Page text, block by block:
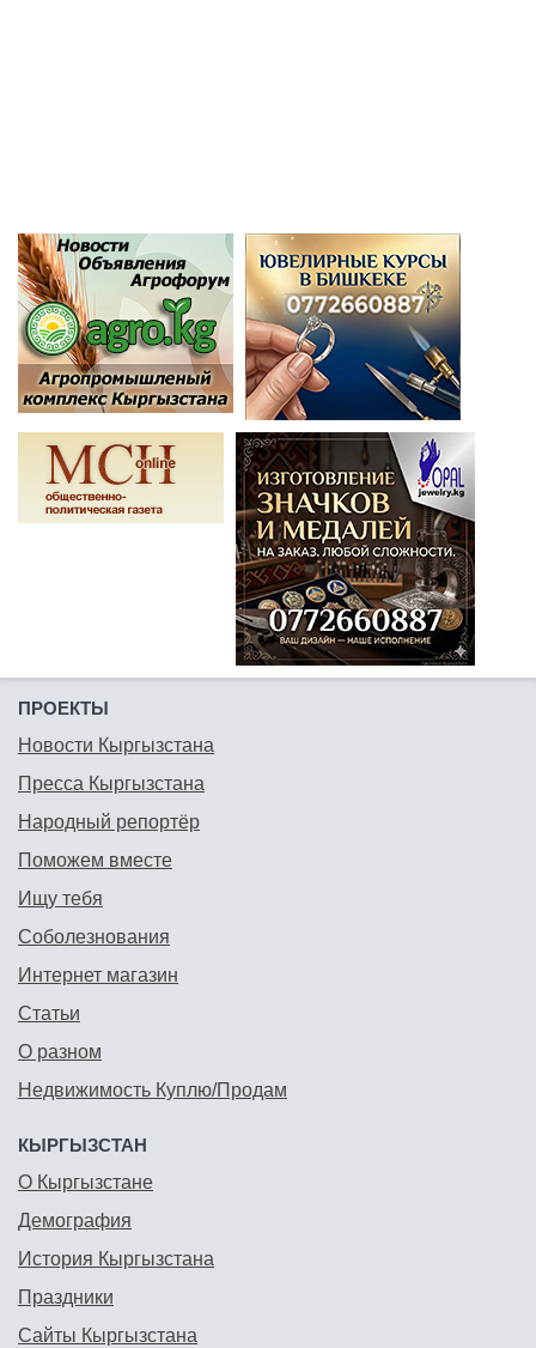
ПРОЕКТЫ
Новости Кыргызстана
Пресса Кыргызстана
Народный репортёр
Поможем вместе
Ищу тебя
Соболезнования
Интернет магазин
Статьи
О разном
Недвижимость Куплю/Продам
КЫРГЫЗСТАН
О Кыргызстане
Демография
История Кыргызстана
Праздники
Сайты Кыргызстана